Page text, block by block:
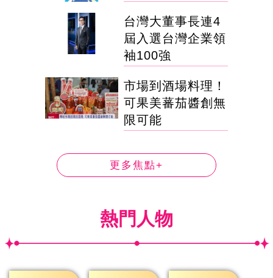
台灣大董事長連4
屆入選台灣企業領
袖100強
市場到酒場料理！
可果美蕃茄醬創無
限可能
更多焦點+
熱門人物